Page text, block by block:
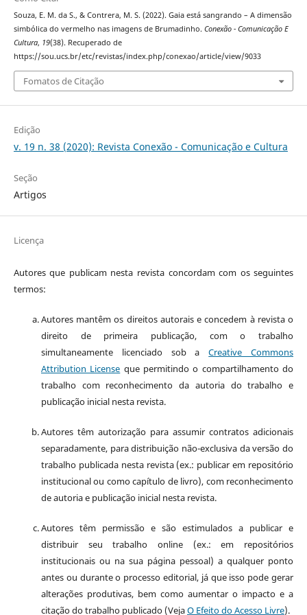
Souza, E. M. da S., & Contrera, M. S. (2022). Gaia está sangrando – A dimensão
simbólica do vermelho nas imagens de Brumadinho. Conexão - Comunicação E
Cultura, 19(38). Recuperado de
https://sou.ucs.br/etc/revistas/index.php/conexao/article/view/9033
Fomatos de Citação
Edição
v. 19 n. 38 (2020): Revista Conexão - Comunicação e Cultura
Seção
Artigos
Licença
Autores que publicam nesta revista concordam com os seguintes
termos:
Autores mantêm os direitos autorais e concedem à revista o
direito de primeira publicação, com o trabalho
simultaneamente licenciado sob aCreative Commons
Attribution License que permitindo o compartilhamento do
trabalho com reconhecimento da autoria do trabalho e
publicação inicial nesta revista.
Autores têm autorização para assumir contratos adicionais
separadamente, para distribuição não-exclusiva da versão do
trabalho publicada nesta revista (ex.: publicar em repositório
institucional ou como capítulo de livro), com reconhecimento
de autoria e publicação inicial nesta revista.
Autores têm permissão e são estimulados a publicar e
distribuir seu trabalho online (ex.: em repositórios
institucionais ou na sua página pessoal) a qualquer ponto
antes ou durante o processo editorial, já que isso pode gerar
alterações produtivas, bem como aumentar o impacto e a
citação do trabalho publicado (VejaO Efeito do Acesso Livre).